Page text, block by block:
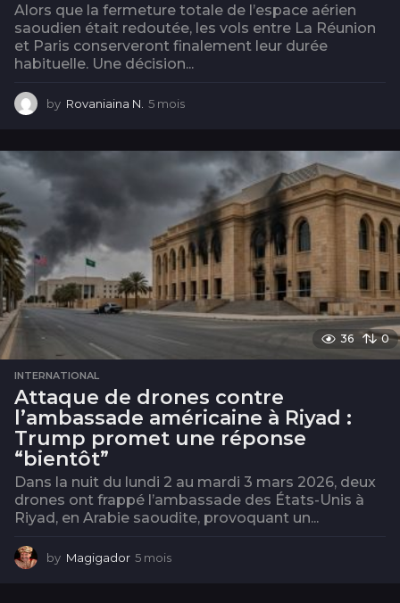
Alors que la fermeture totale de l’espace aérien
saoudien était redoutée, les vols entre La Réunion
et Paris conserveront finalement leur durée
habituelle. Une décision...
by Rovaniaina N. 5 mois
i
36 0
INTERNATIONAL
Attaque de drones contre
l’ambassade américaine à Riyad :
Trump promet une réponse
“bientôt”
Dans la nuit du lundi 2 au mardi 3 mars 2026, deux
drones ont frappé l’ambassade des États-Unis à
Riyad, en Arabie saoudite, provoquant un...
by Magigador 5 mois